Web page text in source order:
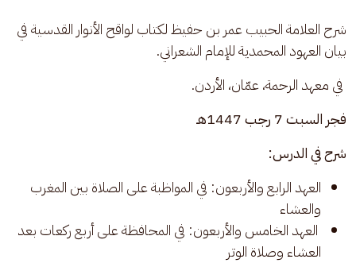
شرح العلامة الحبيب عمر بن حفيظ لكتاب لواقح الأنوار القدسية في
بيان العهود المحمدية للإمام الشعراني.
في معهد الرحمة، عمّان، الأردن.
فجر السبت 7 رجب 1447هـ
شرح في الدرس:
العهد الرابع والأربعون: في المواظبة على الصلاة بين المغرب
والعشاء
​ العهد الخامس والأربعون: في المحافظة على أربع ركعات بعد
العشاء وصلاة الوتر